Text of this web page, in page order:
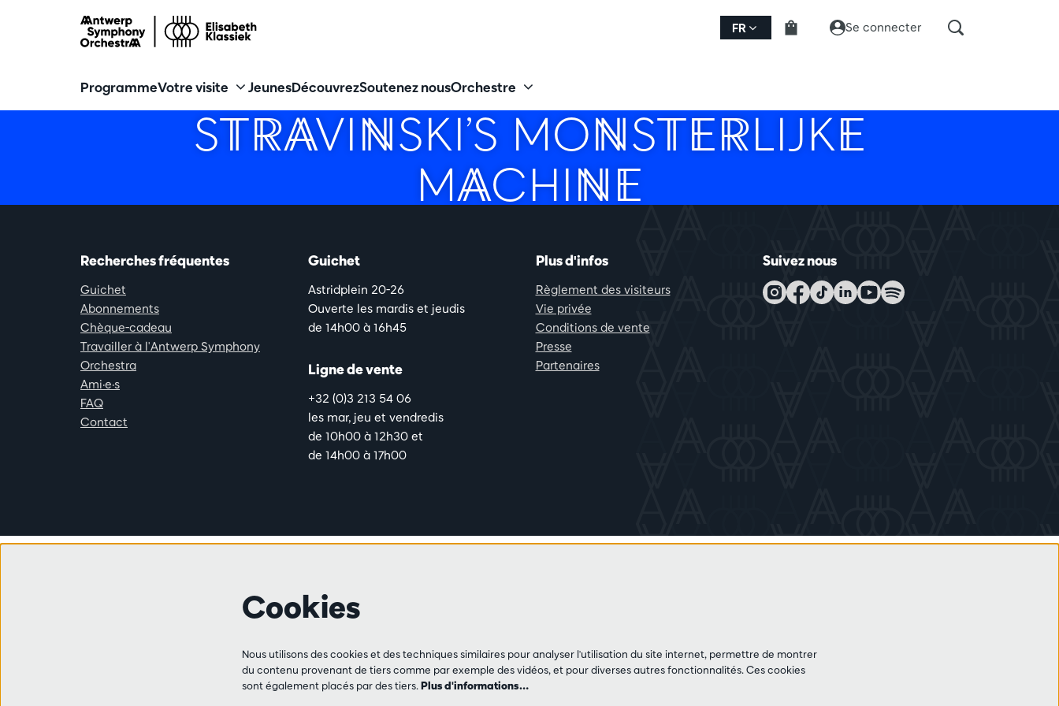
FR Se connecter
ProgrammeVotre visite JeunesDécouvrezSoutenez nousOrchestre
STRAVINSKI’S MONSTERLIJKE
MACHINE
Recherches fréquentes
Guichet
Abonnements
Chèque-cadeau
Travailler à l'Antwerp Symphony
Orchestra
Ami·e·s
FAQ
Contact
Guichet
Astridplein 20-26
Ouverte les mardis et jeudis
de 14h00 à 16h45
Ligne de vente
+32 (0)3 213 54 06
les mar, jeu et vendredis
de 10h00 à 12h30 et
de 14h00 à 17h00
Plus d'infos
Règlement des visiteurs
Vie privée
Conditions de vente
Presse
Partenaires
Suivez nous
Cookies
Nous utilisons des cookies et des techniques similaires pour analyser l'utilisation du site internet, permettre de montrer
du contenu provenant de tiers comme par exemple des vidéos, et pour diverses autres fonctionnalités. Ces cookies
sont également placés par des tiers.Plus d'informations…